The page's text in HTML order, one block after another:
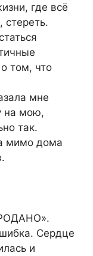
где всё
стереть.
том, что
мне
на мою,
так.
мимо дома
Сердце
и